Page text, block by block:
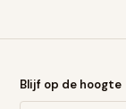
Blijf op de hoogte